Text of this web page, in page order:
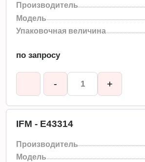
Производитель
Модель
Упаковочная величина
по запросу
- +
IFM - E43314
Производитель
Модель